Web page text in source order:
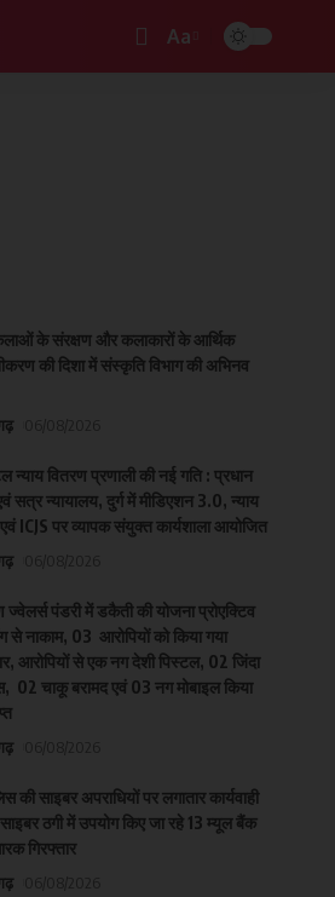
Aa
के संरक्षण और कलाकारों के आर्थिक
की दिशा में संस्कृति विभाग की अभिनव
न्याय वितरण प्रणाली की नई गति : प्रधान
सत्र न्यायालय, दुर्ग में मीडिएशन 3.0, न्याय
ICJS पर व्यापक संयुक्त कार्यशाला आयोजित
ज्वेलर्स पंडरी में डकैती की योजना प्रोएक्टिव
से नाकाम, 03 आरोपियों को किया गया
आरोपियों से एक नग देशी पिस्टल, 02 जिंदा
02 चाकू बरामद एवं 03 नग मोबाइल किया
की साइबर अपराधियों पर लगातार कार्यवाही
ठगी में उपयोग किए जा रहे 13 म्यूल बैंक
गिरफ्तार